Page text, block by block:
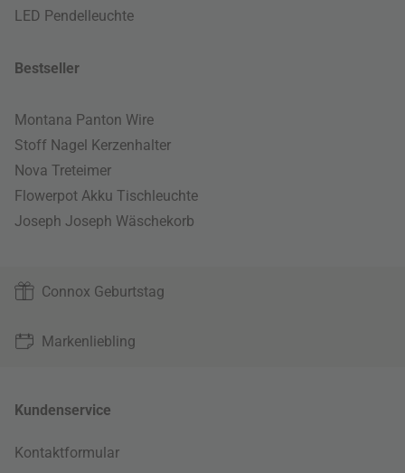
LED Pendelleuchte
Bestseller
Montana Panton Wire
Stoff Nagel Kerzenhalter
Nova Treteimer
Flowerpot Akku Tischleuchte
Joseph Joseph Wäschekorb
Connox Geburtstag
Markenliebling
Kundenservice
Kontaktformular